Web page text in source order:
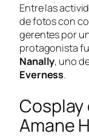
Entre las
de fotos con
gerentes por
protagonista
Nanally, uno
Everness.
Cosplay
Amane